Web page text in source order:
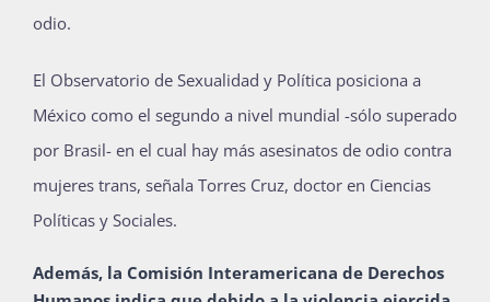
odio.
El Observatorio de Sexualidad y Política posiciona a
México como el segundo a nivel mundial -sólo superado
por Brasil- en el cual hay más asesinatos de odio contra
mujeres trans, señala Torres Cruz, doctor en Ciencias
Políticas y Sociales.
Además, la Comisión Interamericana de Derechos